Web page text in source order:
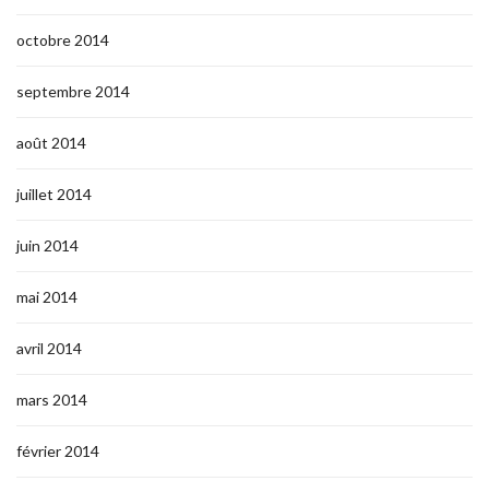
octobre 2014
septembre 2014
août 2014
juillet 2014
juin 2014
mai 2014
avril 2014
mars 2014
février 2014